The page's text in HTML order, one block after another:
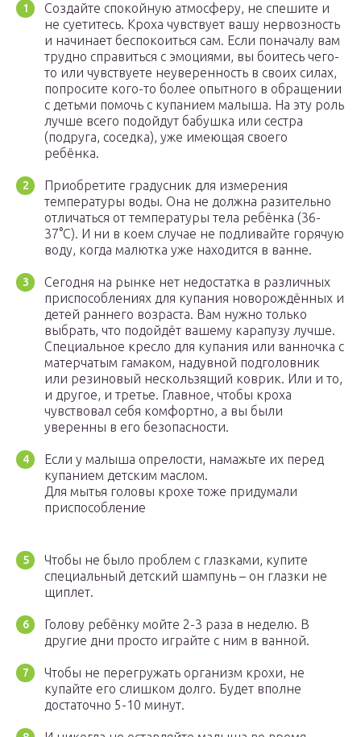
Создайте спокойную атмосферу, не спешите и
не суетитесь. Кроха чувствует вашу нервозность
и начинает беспокоиться сам. Если поначалу вам
трудно справиться с эмоциями, вы боитесь чего-
то или чувствуете неуверенность в своих силах,
попросите кого-то более опытного в обращении
с детьми помочь с купанием малыша. На эту роль
лучше всего подойдут бабушка или сестра
(подруга, соседка), уже имеющая своего
ребёнка.
Приобретите градусник для измерения
температуры воды. Она не должна разительно
отличаться от температуры тела ребёнка (36-
37°С). И ни в коем случае не подливайте горячую
воду, когда малютка уже находится в ванне.
Сегодня на рынке нет недостатка в различных
приспособлениях для купания новорождённых и
детей раннего возраста. Вам нужно только
выбрать, что подойдёт вашему карапузу лучше.
Специальное кресло для купания или ванночка с
матерчатым гамаком, надувной подголовник
или резиновый нескользящий коврик. Или и то,
и другое, и третье. Главное, чтобы кроха
чувствовал себя комфортно, а вы были
уверенны в его безопасности.
Если у малыша опрелости, намажьте их перед
купанием детским маслом.
Для мытья головы крохе тоже придумали
приспособление
Чтобы не было проблем с глазками, купите
специальный детский шампунь – он глазки не
щиплет.
Голову ребёнку мойте 2-3 раза в неделю. В
другие дни просто играйте с ним в ванной.
Чтобы не перегружать организм крохи, не
купайте его слишком долго. Будет вполне
достаточно 5-10 минут.